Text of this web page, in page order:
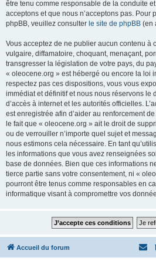
être tenu comme responsable de la conduite
acceptons et que nous n’acceptons pas. Pour
phpBB, veuillez consulter le site de phpBB (en
Vous acceptez de ne publier aucun contenu à
vulgaire, diffamatoire, choquant, menaçant,
transgresser la législation de votre pays, du
« oleocene.org » est hébergé ou encore la loi
respectez pas ces dispositions, vous vous
immédiat et définitif et nous nous réservons le
d’accès à internet et les autorités officielles.
est enregistrée afin d’aider au renforcement
le fait que « oleocene.org » ait le droit de
ou de verrouiller n’importe quel sujet et
nous estimons cela nécessaire. En tant
les informations que vous avez renseignées
base de données. Bien que ces informations
tierce partie sans votre consentement, ni «
pourront être tenus comme responsables en
informatique visant à compromettre vos
Accueil du forum